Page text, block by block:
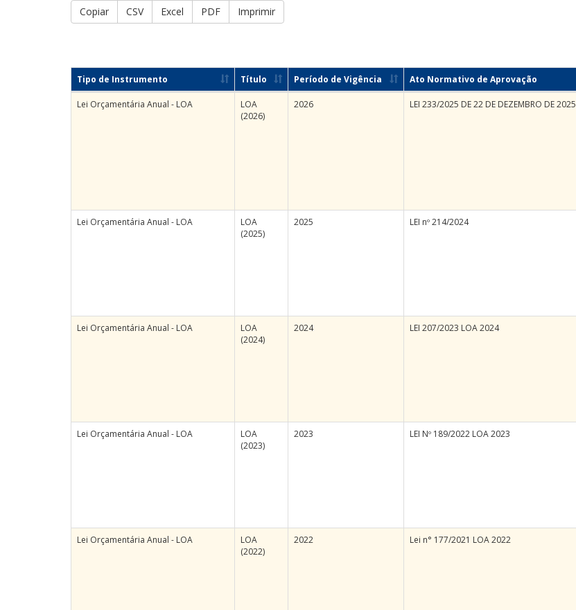
Copiar CSV Excel PDF Imprimir
Tipo de Instrumento Título Período de Vigência Ato Normativo de Aprovação
Lei Orçamentária Anual - LOA
LOA
(2026)
2026 LEI 233/2025 DE 22 DE DEZEMBRO DE 2025
Lei Orçamentária Anual - LOA
LOA
(2025)
2025 LEI nº 214/2024
Lei Orçamentária Anual - LOA
LOA
(2024)
2024 LEI 207/2023 LOA 2024
Lei Orçamentária Anual - LOA
LOA
(2023)
2023 LEI Nº 189/2022 LOA 2023
Lei Orçamentária Anual - LOA
LOA
(2022)
2022 Lei n° 177/2021 LOA 2022